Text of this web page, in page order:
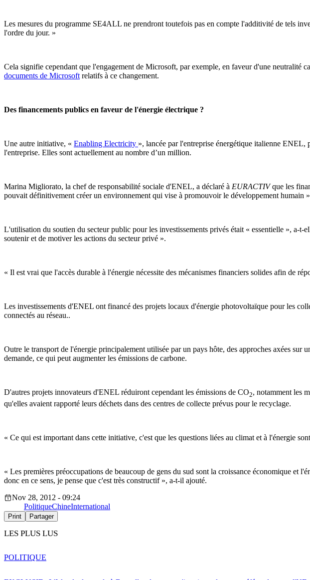
Les mesures du programme SE4ALL ne prendront toutefois pas en compte l'additivité de tels
l'ordre du jour. »
Cela signifie cependant que l'engagement de Microsoft, par exemple, en faveur d'une neutralité
documents de Microsoft relatifs à ce changement.
Des financements publics en faveur de l'énergie électrique ?
Une autre initiative, « Enabling Electricity », lancée par l'entreprise énergétique italienne ENEL,
l'entreprise. Elles sont actuellement au nombre d’un million.
Marina Migliorato, la chef de responsabilité sociale d'ENEL, a déclaré à EURACTIVque les
pouvait définitivement créer un environnement qui vise à promouvoir le développement humain
L'utilisation du soutien du secteur public pour les investissements privés était « essentielle », a-
soutenir et de motiver les actions du secteur privé ».
« Il est vrai que l'accès durable à l'énergie nécessite des mécanismes financiers solides afin de
Les investissements d'ENEL ont financé des projets locaux d'énergie photovoltaïque pour les
connectés au réseau..
Outre le transport de l'énergie principalement utilisée par un pays hôte, des approches axées
demande, ce qui peut augmenter les émissions de carbone.
D'autres projets innovateurs d'ENEL réduiront cependant les émissions de CO2, notamment les
qu'elles avaient rapporté leurs déchets dans des centres de collecte prévus pour le recyclage.
« Ce qui est important dans cette initiative, c'est que les questions liées au climat et à l'énergie
« Les premières préoccupations de beaucoup de gens du sud sont la croissance économique
donc en ce sens, je pense que c'est très constructif », a-t-il ajouté.
Nov 28, 2012 - 09:24
PolitiqueChineInternational
Print Partager
LES PLUS LUS
POLITIQUE